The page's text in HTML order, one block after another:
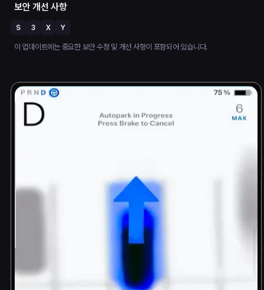
보안 개선 사항
S 3 X Y
이 업데이트에는 중요한 보안 수정 및 개선 사항이 포함되어 있습니다.